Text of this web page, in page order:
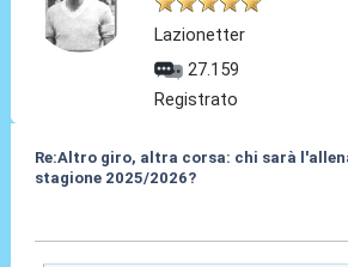
Lazionetter
27.159
Registrato
Re:Altro giro, altra corsa: chi sarà
stagione 2025/2026?